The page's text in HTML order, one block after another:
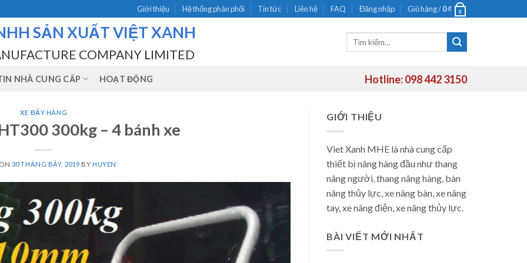
Giới thiệu Hệ thống phân phối Tin tức Liên hệ FAQ Đăng nhập Giỏ hàng /0₫ 0
SẢN XUẤT VIỆT XANH
COMPANY LIMITED
NHÀ CUNG CẤP HOẠT ĐỘNG Hotline: 098 442 3150
XE ĐẨY HÀNG
300kg – 4 bánh xe
30 THÁNG BẢY, 2019 BYHUYEN
GIỚI THIỆU
Viet Xanh MHE là nhà cung cấp
thiết bị nâng hàng đầu như thang
nâng người, thang nâng hàng, bàn
nâng thủy lực, xe nâng bàn, xe nâng
tay, xe nâng điện, xe nâng thủy lực.
BÀI VIẾT MỚI NHẤT